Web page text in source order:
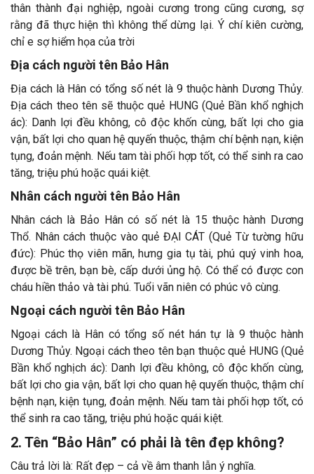
thân thành đại nghiệp, ngoài cương trong cũng cương, sợ
rằng đã thực hiện thì không thể dừng lại. Ý chí kiên cường,
chỉ e sợ hiểm họa của trời
Địa cách người tên Bảo Hân
Địa cách là Hân có tổng số nét là 9 thuộc hành Dương Thủy.
Địa cách theo tên sẽ thuộc quẻ HUNG (Quẻ Bần khổ nghịch
ác): Danh lợi đều không, cô độc khốn cùng, bất lợi cho gia
vận, bất lợi cho quan hệ quyến thuộc, thậm chí bệnh nạn, kiện
tụng, đoản mệnh. Nếu tam tài phối hợp tốt, có thể sinh ra cao
tăng, triệu phú hoặc quái kiệt.
Nhân cách người tên Bảo Hân
Nhân cách là Bảo Hân có số nét là 15 thuộc hành Dương
Thổ. Nhân cách thuộc vào quẻ ĐẠI CÁT (Quẻ Từ tường hữu
đức): Phúc thọ viên mãn, hưng gia tụ tài, phú quý vinh hoa,
được bề trên, bạn bè, cấp dưới ủng hộ. Có thể có được con
cháu hiền thảo và tài phú. Tuổi vãn niên có phúc vô cùng.
Ngoại cách người tên Bảo Hân
Ngoại cách là Hân có tổng số nét hán tự là 9 thuộc hành
Dương Thủy. Ngoại cách theo tên bạn thuộc quẻ HUNG (Quẻ
Bần khổ nghịch ác): Danh lợi đều không, cô độc khốn cùng,
bất lợi cho gia vận, bất lợi cho quan hệ quyến thuộc, thậm chí
bệnh nạn, kiện tụng, đoản mệnh. Nếu tam tài phối hợp tốt, có
thể sinh ra cao tăng, triệu phú hoặc quái kiệt.
2. Tên “Bảo Hân” có phải là tên đẹp không?
Câu trả lời là: Rất đẹp – cả về âm thanh lẫn ý nghĩa.